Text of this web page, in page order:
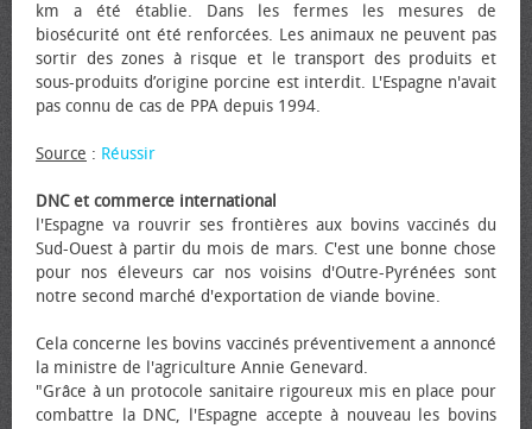
km a été établie. Dans les fermes les mesures de
biosécurité ont été renforcées. Les animaux ne peuvent pas
sortir des zones à risque et le transport des produits et
sous-produits d’origine porcine est interdit. L'Espagne n'avait
pas connu de cas de PPA depuis 1994.
Source : Réussir
DNC et commerce international
l'Espagne va rouvrir ses frontières aux bovins vaccinés du
Sud-Ouest à partir du mois de mars. C'est une bonne chose
pour nos éleveurs car nos voisins d'Outre-Pyrénées sont
notre second marché d'exportation de viande bovine.
Cela concerne les bovins vaccinés préventivement a annoncé
la ministre de l'agriculture Annie Genevard.
"Grâce à un protocole sanitaire rigoureux mis en place pour
combattre la DNC, l'Espagne accepte à nouveau les bovins